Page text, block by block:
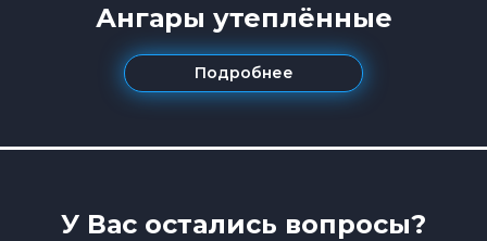
Ангары утеплённые
Подробнее
У Вас остались вопросы?